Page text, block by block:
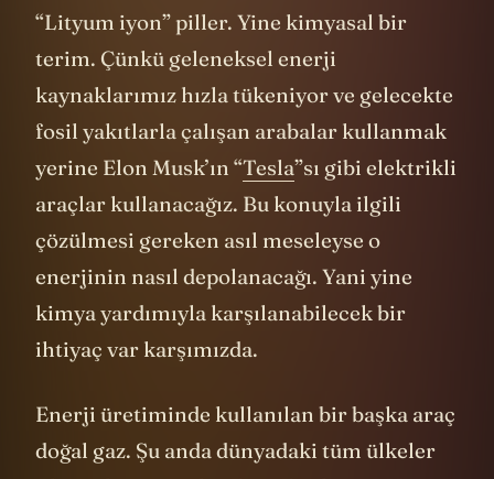
“Lityum iyon” piller. Yine kimyasal bir
terim. Çünkü geleneksel enerji
kaynaklarımız hızla tükeniyor ve gelecekte
fosil yakıtlarla çalışan arabalar kullanmak
yerine Elon Musk’ın “Tesla”sı gibi elektrikli
araçlar kullanacağız. Bu konuyla ilgili
çözülmesi gereken asıl meseleyse o
enerjinin nasıl depolanacağı. Yani yine
kimya yardımıyla karşılanabilecek bir
ihtiyaç var karşımızda.
Enerji üretiminde kullanılan bir başka araç
doğal gaz. Şu anda dünyadaki tüm ülkeler